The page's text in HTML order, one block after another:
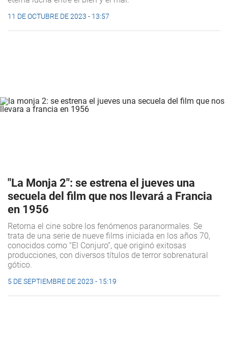
11 DE OCTUBRE DE 2023 - 13:57
"La Monja 2": se estrena el jueves una
secuela del film que nos llevará a Francia
en 1956
Retorna el cine sobre los fenómenos paranormales. Se
trata de una serie de nueve films iniciada en los años 70,
conocidos como “El Conjuro”, que originó exitosas
producciones, con diversos títulos de terror sobrenatural
gótico.
5 DE SEPTIEMBRE DE 2023 - 15:19